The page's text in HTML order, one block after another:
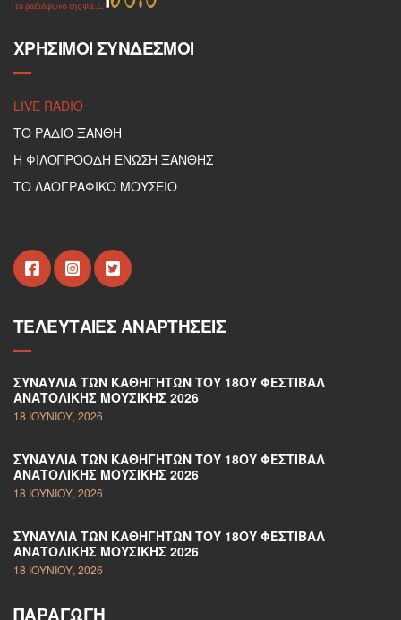
ΧΡΉΣΙΜΟΙ ΣΎΝΔΕΣΜΟΙ
LIVE RADIO
ΤΟ ΡΑΔΙΟ ΞΑΝΘΗ
Η ΦΙΛΟΠΡΟΟΔΗ ΕΝΩΣΗ ΞΑΝΘΗΣ
ΤΟ ΛΑΟΓΡΑΦΙΚΟ ΜΟΥΣΕΙΟ
ΤΕΛΕΥΤΑΊΕΣ ΑΝΑΡΤΉΣΕΙΣ
ΣΥΝΑΥΛΊΑ ΤΩΝ ΚΑΘΗΓΗΤΏΝ ΤΟΥ 18ΟΥ ΦΕΣΤΙΒΆΛ
ΑΝΑΤΟΛΙΚΉΣ ΜΟΥΣΙΚΉΣ 2026
18 ΙΟΥΝΊΟΥ, 2026
ΣΥΝΑΥΛΊΑ ΤΩΝ ΚΑΘΗΓΗΤΏΝ ΤΟΥ 18ΟΥ ΦΕΣΤΙΒΆΛ
ΑΝΑΤΟΛΙΚΉΣ ΜΟΥΣΙΚΉΣ 2026
18 ΙΟΥΝΊΟΥ, 2026
ΣΥΝΑΥΛΊΑ ΤΩΝ ΚΑΘΗΓΗΤΏΝ ΤΟΥ 18ΟΥ ΦΕΣΤΙΒΆΛ
ΑΝΑΤΟΛΙΚΉΣ ΜΟΥΣΙΚΉΣ 2026
18 ΙΟΥΝΊΟΥ, 2026
ΠΑΡΑΓΩΓΉ